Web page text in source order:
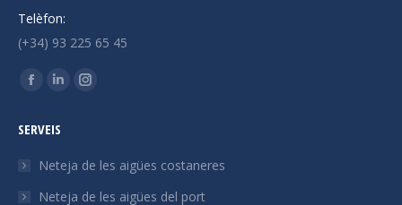
Telèfon:
(+34) 93 225 65 45
Trobeu-nos a:
La
Facebook
s'obre
Linkedin
s'obre
La
s'obre
SERVEIS
Neteja de les aigües costaneres
Neteja de les aigües del port